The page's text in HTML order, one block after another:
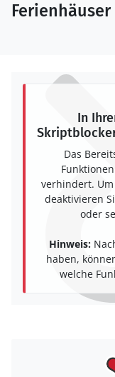
In
Das
verhindert.
deaktivieren
oder
Hinweis:
haben,
welche